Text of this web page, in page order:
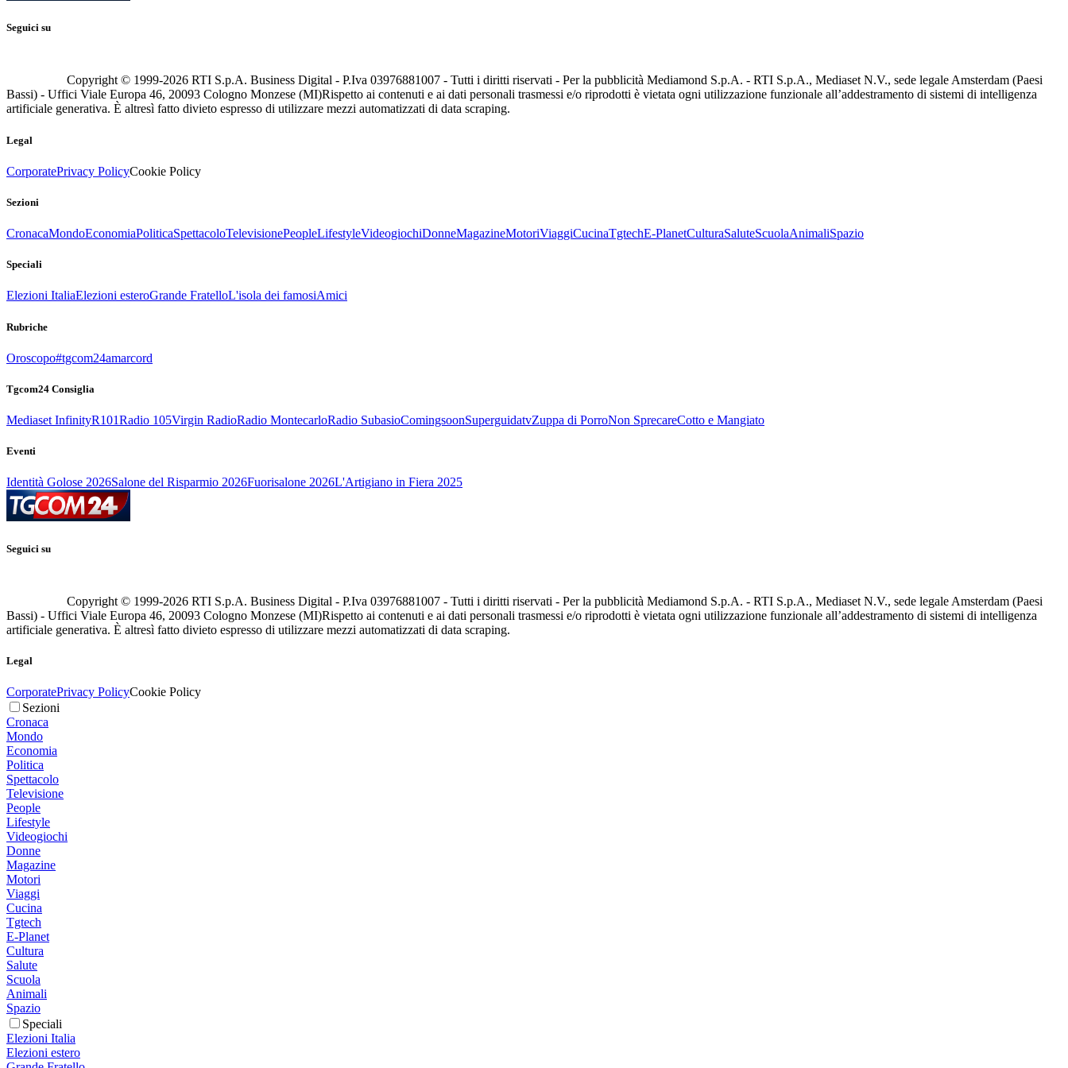
Seguici su
Copyright © 1999-2026 RTI S.p.A. Business Digital - P.Iva 03976881007 - Tutti i diritti riservati - Per la pubblicità Mediamond S.p.A. - RTI S.p.A., Mediaset N.V., sede legale Amsterdam (Paesi
Bassi) - Uffici Viale Europa 46, 20093 Cologno Monzese (MI)Rispetto ai contenuti e ai dati personali trasmessi e/o riprodotti è vietata ogni utilizzazione funzionale all’addestramento di sistemi di intelligenza
artificiale generativa. È altresì fatto divieto espresso di utilizzare mezzi automatizzati di data scraping.
Legal
CorporatePrivacy PolicyCookie Policy
Sezioni
CronacaMondoEconomiaPoliticaSpettacoloTelevisionePeopleLifestyleVideogiochiDonneMagazineMotoriViaggiCucinaTgtechE-PlanetCulturaSaluteScuolaAnimaliSpazio
Speciali
Elezioni ItaliaElezioni esteroGrande FratelloL'isola dei famosiAmici
Rubriche
Oroscopo#tgcom24amarcord
Tgcom24 Consiglia
Mediaset InfinityR101Radio 105Virgin RadioRadio MontecarloRadio SubasioComingsoonSuperguidatvZuppa di PorroNon SprecareCotto e Mangiato
Eventi
Identità Golose 2026Salone del Risparmio 2026Fuorisalone 2026L'Artigiano in Fiera 2025
Seguici su
Copyright © 1999-2026 RTI S.p.A. Business Digital - P.Iva 03976881007 - Tutti i diritti riservati - Per la pubblicità Mediamond S.p.A. - RTI S.p.A., Mediaset N.V., sede legale Amsterdam (Paesi
Bassi) - Uffici Viale Europa 46, 20093 Cologno Monzese (MI)Rispetto ai contenuti e ai dati personali trasmessi e/o riprodotti è vietata ogni utilizzazione funzionale all’addestramento di sistemi di intelligenza
artificiale generativa. È altresì fatto divieto espresso di utilizzare mezzi automatizzati di data scraping.
Legal
CorporatePrivacy PolicyCookie Policy
Sezioni
Cronaca
Mondo
Economia
Politica
Spettacolo
Televisione
People
Lifestyle
Videogiochi
Donne
Magazine
Motori
Viaggi
Cucina
Tgtech
E-Planet
Cultura
Salute
Scuola
Animali
Spazio
Speciali
Elezioni Italia
Elezioni estero